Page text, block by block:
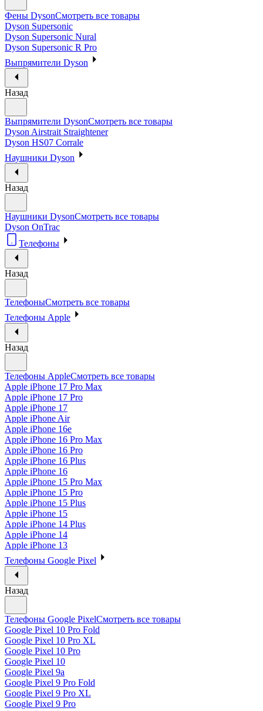
Фены DysonСмотреть все товары
Dyson Supersonic
Dyson Supersonic Nural
Dyson Supersonic R Pro
Выпрямители Dyson
Назад
Выпрямители DysonСмотреть все товары
Dyson Airstrait Straightener
Dyson HS07 Corrale
Наушники Dyson
Назад
Наушники DysonСмотреть все товары
Dyson OnTrac
Телефоны
Назад
ТелефоныСмотреть все товары
Телефоны Apple
Назад
Телефоны AppleСмотреть все товары
Apple iPhone 17 Pro Max
Apple iPhone 17 Pro
Apple iPhone 17
Apple iPhone Air
Apple iPhone 16e
Apple iPhone 16 Pro Max
Apple iPhone 16 Pro
Apple iPhone 16 Plus
Apple iPhone 16
Apple iPhone 15 Pro Max
Apple iPhone 15 Pro
Apple iPhone 15 Plus
Apple iPhone 15
Apple iPhone 14 Plus
Apple iPhone 14
Apple iPhone 13
Телефоны Google Pixel
Назад
Телефоны Google PixelСмотреть все товары
Google Pixel 10 Pro Fold
Google Pixel 10 Pro XL
Google Pixel 10 Pro
Google Pixel 10
Google Pixel 9a
Google Pixel 9 Pro Fold
Google Pixel 9 Pro XL
Google Pixel 9 Pro